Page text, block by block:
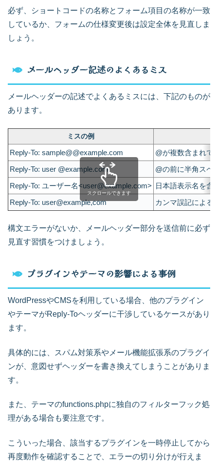
必ず、ショートコードの名称とフォーム項目の名称が一致
しているか、フォームの仕様変更後は設定全体を見直しま
しょう。
メールヘッダー記述のよくあるミス
メールヘッダーの記述でよくあるミスには、下記のものが
あります。
ミスの例
Reply-To: sample@@example.com
@が複数含まれて
Reply-To: user @example.com
@の前に半角スペ
Reply-To: ユーザー名<user@example.com> 日本語表示名を含
Reply-To: user@example,com
カンマ誤記による
スクロールできます
構文エラーがないか、メールヘッダー部分を送信前に必ず
見直す習慣をつけましょう。
プラグインやテーマの影響による事例
WordPressやCMSを利用している場合、他のプラグイン
やテーマがReply-Toヘッダーに干渉しているケースがあり
ます。
具体的には、スパム対策系やメール機能拡張系のプラグイ
ンが、意図せずヘッダーを書き換えてしまうことがありま
す。
また、テーマのfunctions.phpに独自のフィルターフック処
理がある場合も要注意です。
こういった場合、該当するプラグインを一時停止してから
再度動作を確認することで、エラーの切り分けが行えま